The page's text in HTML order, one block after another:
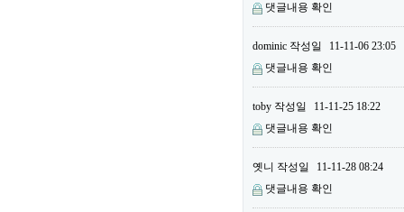
댓글내용 확인
dominic 작성일
11-11-06 23:05
댓글내용 확인
toby 작성일
11-11-25 18:22
댓글내용 확인
옛니 작성일
11-11-28 08:24
댓글내용 확인